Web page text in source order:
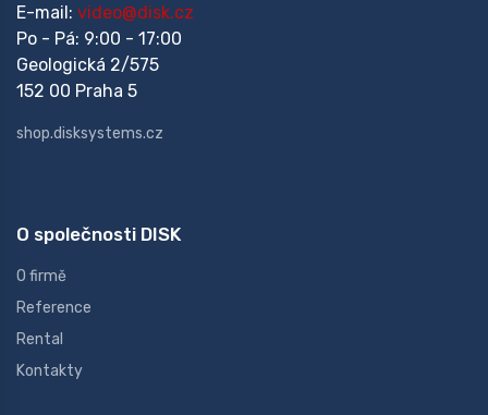
E-mail: video@disk.cz
Po - Pá: 9:00 - 17:00
Geologická 2/575
152 00 Praha 5
shop.disksystems.cz
O společnosti DISK
O firmě
Reference
Rental
Kontakty